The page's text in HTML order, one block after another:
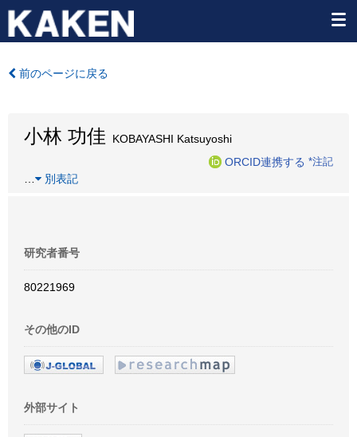
前のページに戻る
小林 功佳 KOBAYASHI Katsuyoshi
ORCID連携する *注記
別表記
研究者番号
80221969
その他のID
外部サイト